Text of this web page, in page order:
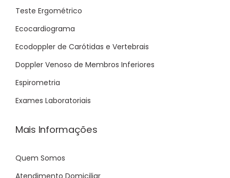
Teste Ergométrico
Ecocardiograma
Ecodoppler de Carótidas e Vertebrais
Doppler Venoso de Membros Inferiores
Espirometria
Exames Laboratoriais
Mais Informações
Quem Somos